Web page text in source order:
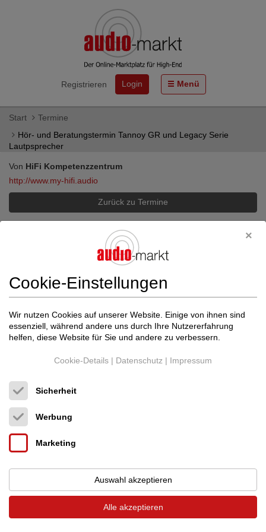
Registrieren Login Menü
Start
Termine
Hör- und Beratungstermin Tannoy GR und Legacy Serie
Lautpsprecher
Von HiFi Kompetenzzentrum
http://www.my-hifi.audio
Zurück zu Termine
Hör- und Beratungstermin Tannoy GR
18.01.2022
Cookie-Einstellungen
Wir nutzen Cookies auf unserer Website. Einige von ihnen sind
essenziell, während andere uns durch Ihre Nutzererfahrung
helfen, diese Website für Sie und andere zu verbessern.
Cookie-Details | Datenschutz | Impressum
Sicherheit
Werbung
Marketing
Auswahl akzeptieren
Alle akzeptieren